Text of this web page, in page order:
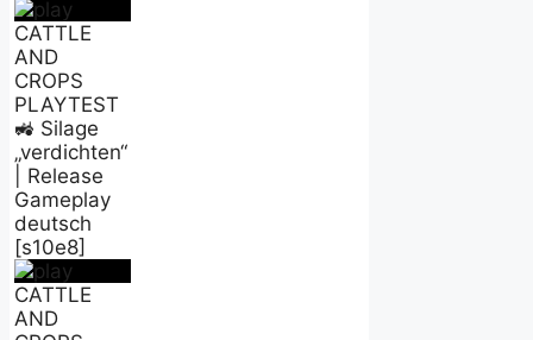
CATTLE
AND
CROPS
PLAYTEST
🚜 Silage
„verdichten“
| Release
Gameplay
deutsch
[s10e8]
CATTLE
AND